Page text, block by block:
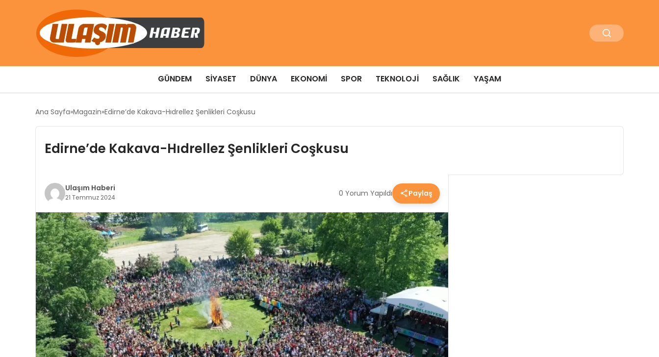
GÜNDEM SIYASET DÜNYA EKONOMI SPOR TEKNOLOJI SAĞLIK YAŞAM
Ana Sayfa Magazin Edirne’de Kakava-Hıdrellez Şenlikleri Coşkusu
Edirne’de Kakava-Hıdrellez Şenlikleri Coşkusu
Ulaşım Haberi
21 Temmuz 2024 0 Yorum Yapıldı Paylaş